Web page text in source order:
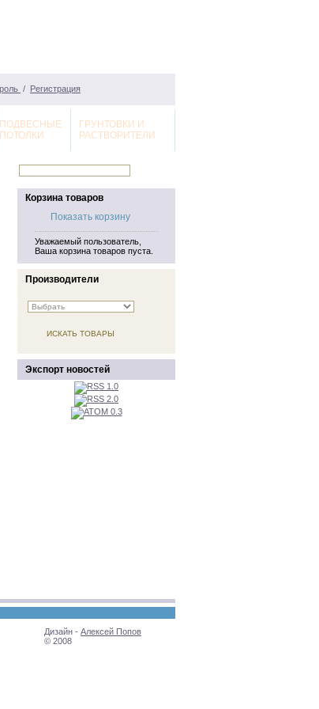
/ Регистрация
ПОДВЕСНЫЕ
ПОТОЛКИ
ГРУНТОВКИ И
РАСТВОРИТЕЛИ
Корзина товаров
Показать корзину
Уважаемый пользователь,
Ваша корзина товаров пуста.
Производители
Экспорт новостей
Дизайн - Алексей Попов
© 2008